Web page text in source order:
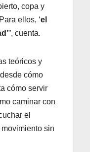
copa y
ellos, ‘el
”, cuenta.
teóricos y
cómo
cómo servir
caminar con
el
sin